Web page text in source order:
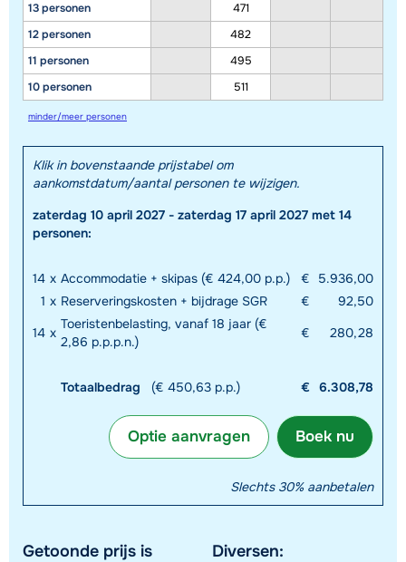
13 personen
12 personen
11 personen
10 personen
471
482
495
511
minder/meer personen
Klik in bovenstaande prijstabel om
aankomstdatum/aantal personen te wijzigen.
zaterdag 10 april 2027 - zaterdag 17 april 2027 met 14
personen:
14 x Accommodatie + skipas (€ 424,00 p.p.) €
5.936,00
1 x Reserveringskosten + bijdrage SGR €
92,50
14 x
Toeristenbelasting, vanaf 18 jaar (€
2,86 p.p.p.n.)
€ 280,28
Totaalbedrag (€ 450,63 p.p.) € 6.308,78
Boek nu
Optie aanvragen
Slechts 30% aanbetalen
Getoonde prijs is
Diversen: